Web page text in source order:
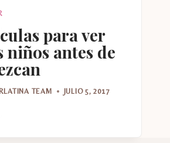
para ver
niños antes de
TEAM JULIO 5, 2017